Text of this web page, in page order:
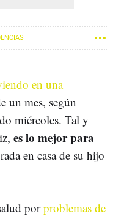
en una
un mes, según
miércoles. Tal y
es lo mejor para
en casa de su hijo
porproblemas de